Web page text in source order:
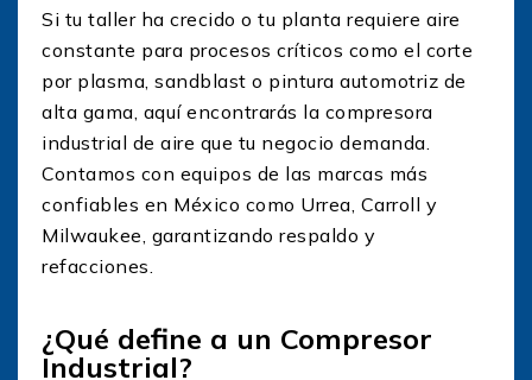
Si tu taller ha crecido o tu planta requiere aire
constante para procesos críticos como el corte
por plasma, sandblast o pintura automotriz de
alta gama, aquí encontrarás la compresora
industrial de aire que tu negocio demanda.
Contamos con equipos de las marcas más
confiables en México como Urrea, Carroll y
Milwaukee, garantizando respaldo y
refacciones.
¿Qué define a un Compresor
Industrial?